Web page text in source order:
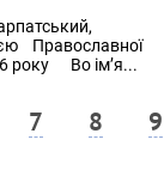
Православної
року Во ім’я...
7 8 9